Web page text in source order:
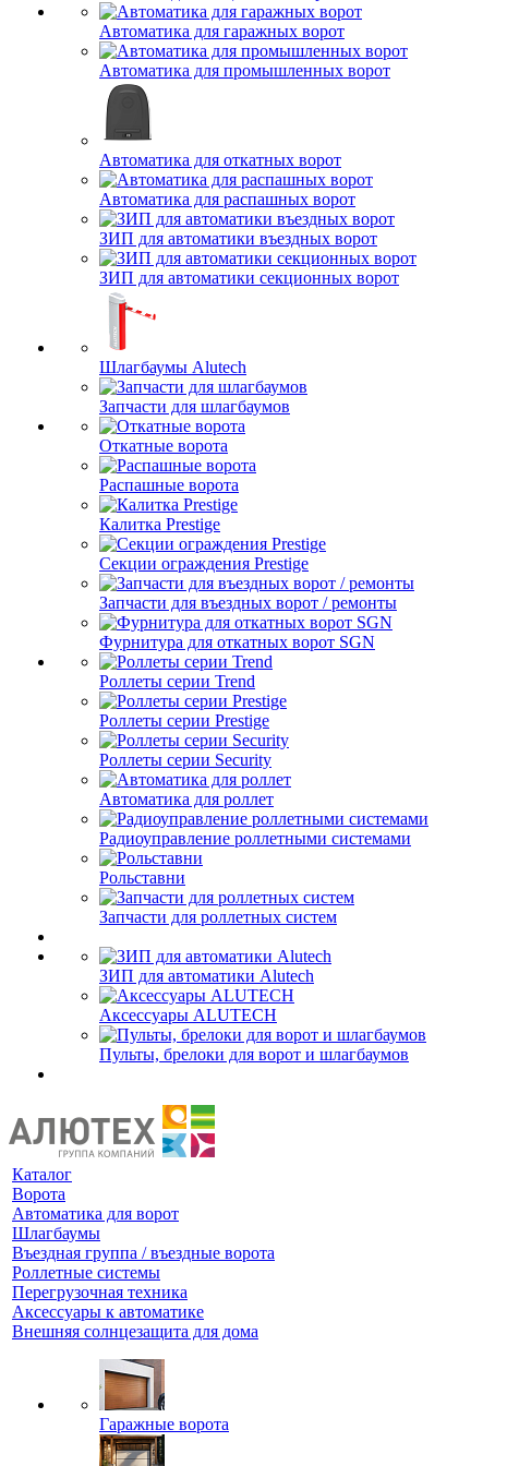
Автоматика для гаражных ворот
Автоматика для промышленных ворот
Автоматика для откатных ворот
Автоматика для распашных ворот
ЗИП для автоматики въездных ворот
ЗИП для автоматики секционных ворот
Шлагбаумы Alutech
Запчасти для шлагбаумов
Откатные ворота
Распашные ворота
Калитка Prestige
Секции ограждения Prestige
Запчасти для въездных ворот / ремонты
Фурнитура для откатных ворот SGN
Роллеты серии Trend
Роллеты серии Prestige
Роллеты серии Security
Автоматика для роллет
Радиоуправление роллетными системами
Рольставни
Запчасти для роллетных систем
ЗИП для автоматики Alutech
Аксессуары ALUTECH
Пульты, брелоки для ворот и шлагбаумов
Каталог
Ворота
Автоматика для ворот
Шлагбаумы
Въездная группа / въездные ворота
Роллетные системы
Перегрузочная техника
Аксессуары к автоматике
Внешняя солнцезащита для дома
Гаражные ворота